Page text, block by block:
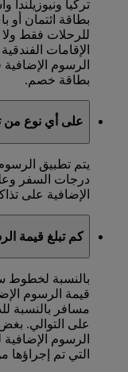
تركيا ونيوزيلندا
بطاقة ائتمان أو
للرحلات فقط
الإقامات
الرسوم
بطاقة خصم.
على أي نوع من
يتم تطبيق
درجات السفر
الإضافية على
كم تبلغ قيمة
بالنسبة لخطوط
على التوالي.
التي تم إجراؤها